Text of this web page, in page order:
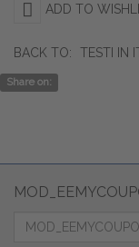
ADD TO
BACK TO: TESTI IN
Share on: